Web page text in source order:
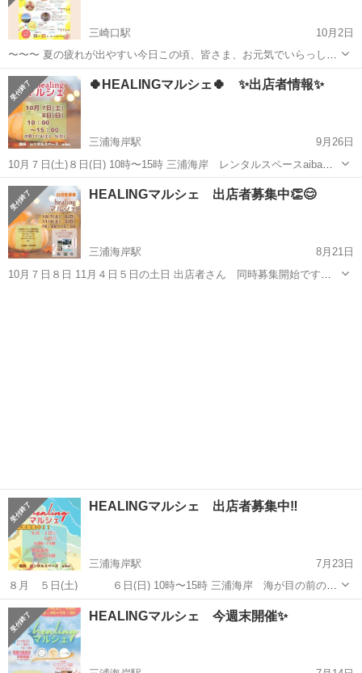
三崎口駅
10月2日
〜〜〜 夏の疲れが出やすい今日この頃、皆さま、お元気でいらっしゃ
いますように☆彡 さて、本日は はじめてのマルシェのご案内です。
瞑想会では「海」への心の旅が人気で 私自身も、海が大好き いつか海
のそ...
神奈川 三浦市
🍀HEALINGマルシェ🍀 ✨出店者情報✨
三浦海岸駅
9月26日
10月７日(土)８日(日) 10時〜15時 三浦海岸 レンタルスペースaibaに
て 開催のイベント 【HEALINGマルシェ】 今回も たくさんの出店者さ
んが 集まってくれました！ ご紹介いたします！ 🧡ネコちゃんの...
神奈川 三浦市 ヒーリング
HEALINGマルシェ 出店者募集中👏😊
三浦海岸駅
8月21日
10月７日８日 11月４日５日の土日 出店者さん 同時募集開始です😊❣️
HEALINGマルシェ 出店者募集中‼️
三浦海岸駅
7月23日
８月 ５日(土) ６日(日) 10時〜15時 三浦海岸 海が目の前のレ
ンタルスペースaibaで 開催いたします。 ６日の出店枠はほぼご応募い
ただき 間もなく締め切りになりますが ５日はまだ空いております✨
海を...
神奈川 三浦市 マルシェ
HEALINGマルシェ 今週末開催✨